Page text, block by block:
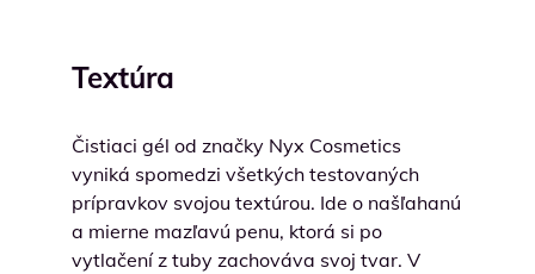
Textúra
Čistiaci gél od značky Nyx Cosmetics
vyniká spomedzi všetkých testovaných
prípravkov svojou textúrou. Ide o našľahanú
a mierne mazľavú penu, ktorá si po
vytlačení z tuby zachováva svoj tvar. V